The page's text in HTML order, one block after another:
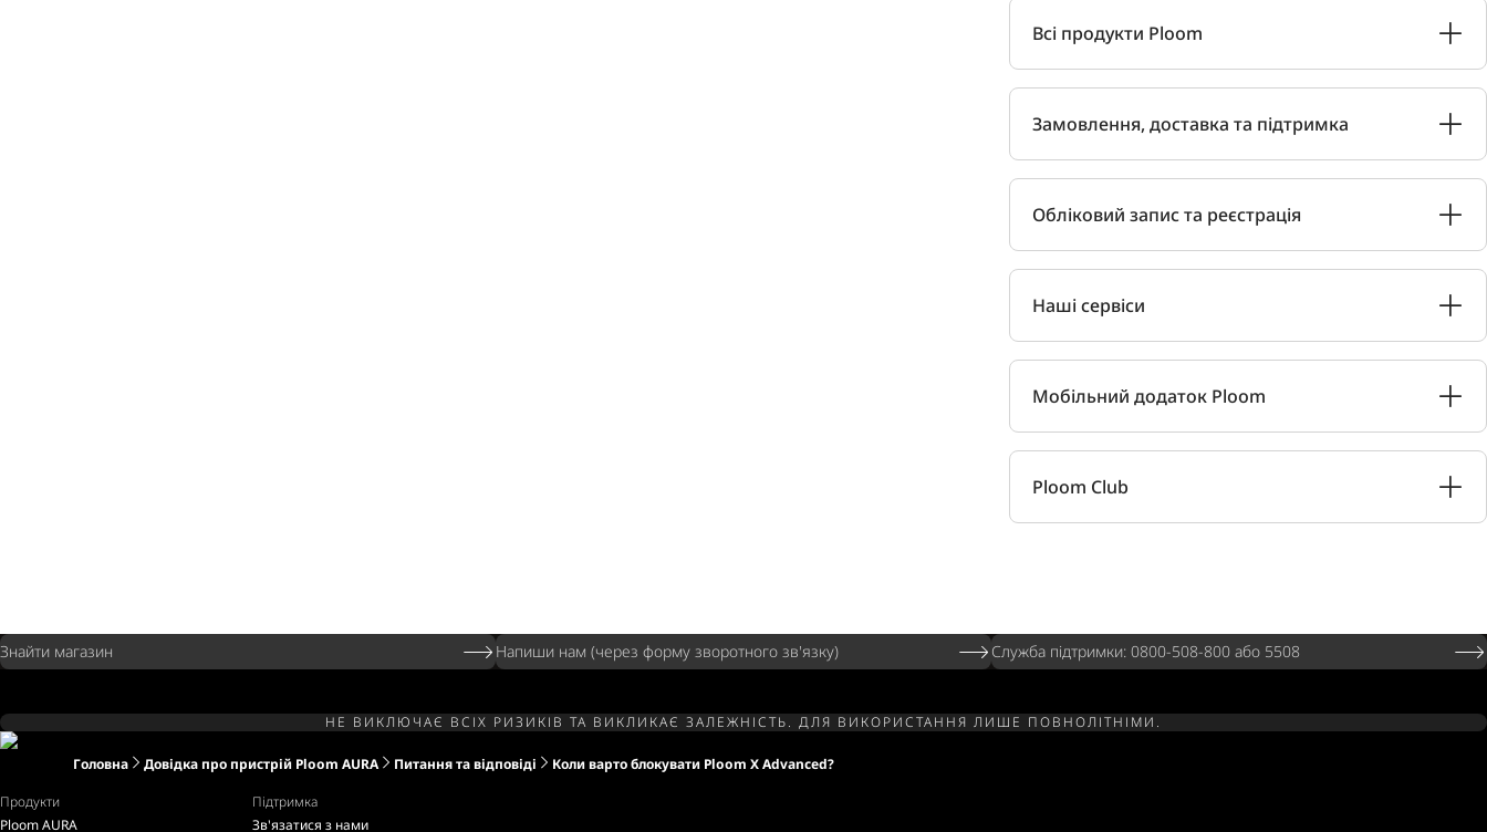
Всі продукти Ploom
Замовлення, доставка та підтримка
Обліковий запис та реєстрація
Наші сервіси
Мобільний додаток Ploom
Ploom Club
Знайти магазин Напиши нам (через форму зворотного зв'язку) Служба підтримки: 0800-508-800 або 5508
НЕ ВИКЛЮЧАЄ ВСІХ РИЗИКІВ ТА ВИКЛИКАЄ ЗАЛЕЖНІСТЬ. ДЛЯ ВИКОРИСТАННЯ ЛИШЕ ПОВНОЛІТНІМИ.
Головна Довідка про пристрій Ploom AURA Питання та відповіді
Коли варто блокувати Ploom X Advanced?
Продукти
Ploom AURA
Підтримка
Зв'язатися з нами